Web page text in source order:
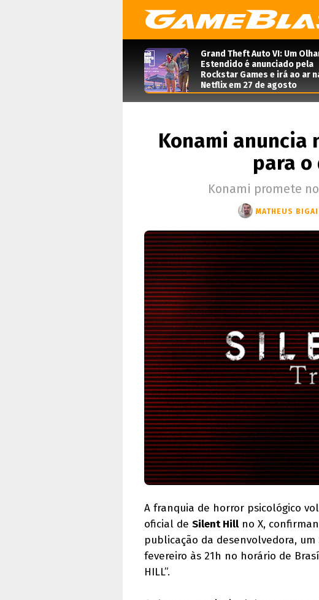
Grand Theft Auto VI: Um
Estendido é anunciado pela
Rockstar Games e irá ao ar
Netflix em 27 de agosto
Konami anuncia
para o
Konami promete
A franquia de horror psicológico
oficial de Silent Hill no X,
publicação da desenvolvedora,
fevereiro às 21h no horário de
HILL”.